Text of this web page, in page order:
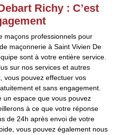
Richy : C’est
maçons professionnels pour
maçonnerie à Saint Vivien De
sont à votre entière service.
sur nos services et autres
vous pouvez effectuer vos
et sans engagement.
un espace que vous pouvez
à ce que votre réponse
de 24h après envoi de votre
vous pouvez également nous